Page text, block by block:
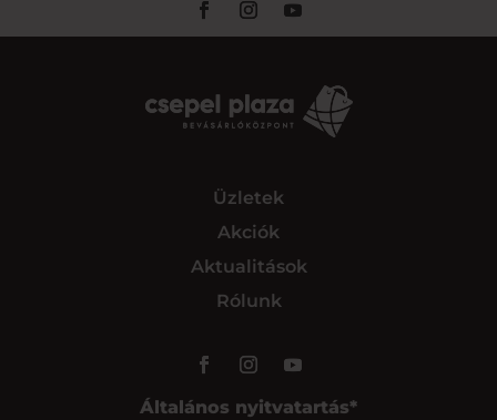
Üzletek
Akciók
Aktualitások
Rólunk
Általános nyitvatartás*